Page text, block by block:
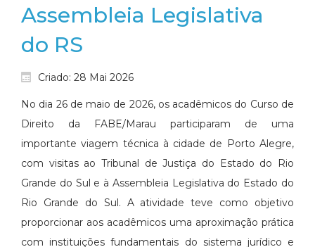
Assembleia Legislativa
do RS
Criado: 28 Mai 2026
No dia 26 de maio de 2026, os acadêmicos do Curso de
Direito da FABE/Marau participaram de uma
importante viagem técnica à cidade de Porto Alegre,
com visitas ao Tribunal de Justiça do Estado do Rio
Grande do Sul e à Assembleia Legislativa do Estado do
Rio Grande do Sul. A atividade teve como objetivo
proporcionar aos acadêmicos uma aproximação prática
com instituições fundamentais do sistema jurídico e